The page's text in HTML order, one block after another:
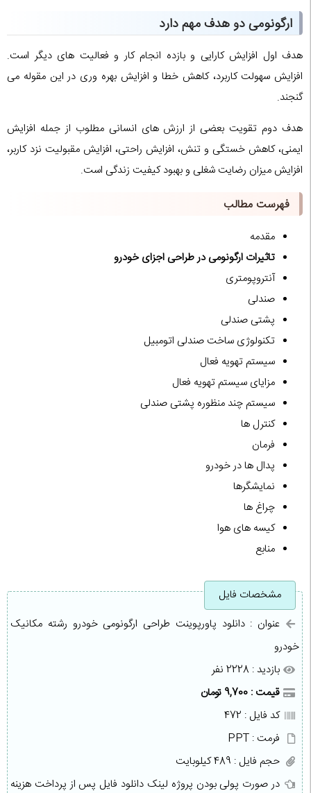
ارگونومی دو هدف مهم دارد
هدف اول افزایش کارایی و بازده انجام کار و فعالیت های دیگر است.
افزایش سهولت کاربرد، کاهش خطا و افزایش بهره وری در این مقوله می
گنجند.
هدف دوم تقویت بعضی از ارزش های انسانی مطلوب از جمله افزایش
ایمنی، کاهش خستگی و تنش، افزایش راحتی، افزایش مقبولیت نزد کاربر،
افزایش میزان رضایت شغلی و بهبود کیفیت زندگی است.
فهرست مطالب
مقدمه
تاثیرات ارگونومی در طراحی اجزای خودرو
آنتروپومتری
صندلی
پشتی صندلی
تکنولوژی ساخت صندلی اتومبیل
سیستم تهویه فعال
مزایای سیستم تهویه فعال
سیستم چند منظوره پشتی صندلی
کنترل ها
فرمان
پدال ها در خودرو
نمایشگرها
چراغ ها
کیسه های هوا
منابع
مشخصات فایل
عنوان : دانلود پاورپوینت طراحی ارگونومی خودرو رشته مکانیک
خودرو
بازدید : 2228 نفر
قیمت : 9,700 تومان
کد فایل : 472
فرمت : PPT
حجم فایل : 489 کیلوبایت
در صورت پولی بودن پروژه لینک دانلود فایل پس از پرداخت هزینه